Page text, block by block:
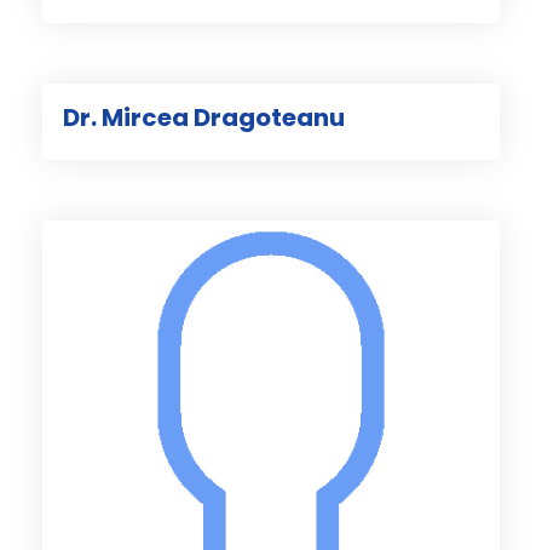
Dr. Mircea Dragoteanu